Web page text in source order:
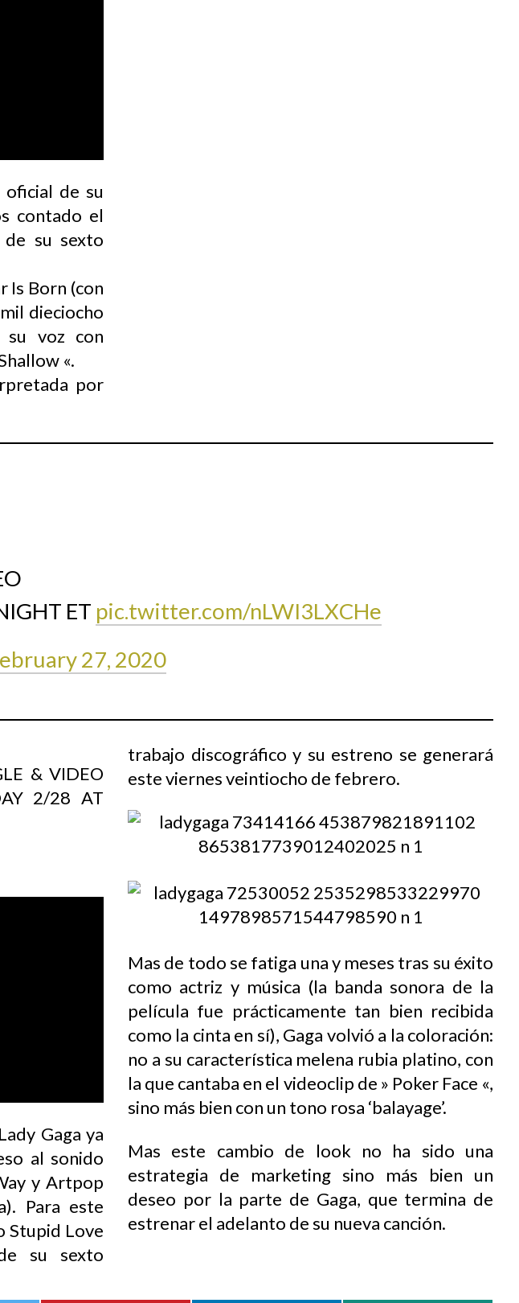
oficial de su
contado el
su sexto
Is Born (con
dieciocho
su voz con
«.
por
ET pic.twitter.com/nLWI3LXCHe
27, 2020
& VIDEO
2/28 AT
Gaga ya
al sonido
y Artpop
Para este
Stupid Love
su sexto
trabajo discográfico y su estreno se generará
este viernes veintiocho de febrero.
Mas de todo se fatiga una y meses tras su éxito
como actriz y música (la banda sonora de la
película fue prácticamente tan bien recibida
como la cinta en sí), Gaga volvió a la coloración:
no a su característica melena rubia platino, con
la que cantaba en el videoclip de » Poker Face «,
sino más bien con un tono rosa ‘balayage’.
Mas este cambio de look no ha sido una
estrategia de marketing sino más bien un
deseo por la parte de Gaga, que termina de
estrenar el adelanto de su nueva canción.